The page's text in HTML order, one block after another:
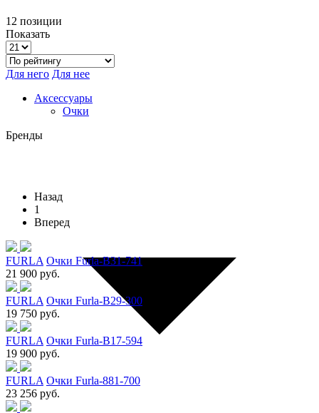
12 позиции
Показать
Для него Для нее
Аксессуары
Очки
Бренды
Назад
1
Вперед
FURLA Очки Furla-B31-741
21 900 руб.
FURLA Очки Furla-B29-300
19 750 руб.
FURLA Очки Furla-B17-594
19 900 руб.
FURLA Очки Furla-881-700
23 256 руб.